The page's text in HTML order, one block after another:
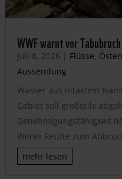
WWF warnt vor
Juli 8, 2026 | Flüsse,
Aussendung
Wasser aus intaktem
Gebiet soll großteils
Genehmigungsfähigkeit
Werke Reutte zum
mehr lesen